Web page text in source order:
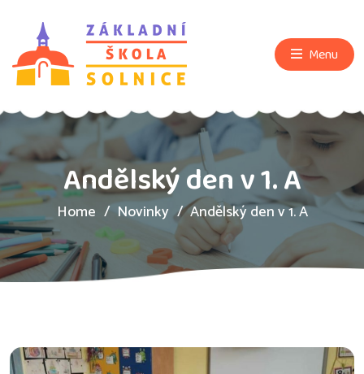
Menu
Andělský den v 1. A
Home Novinky Andělský den v 1. A